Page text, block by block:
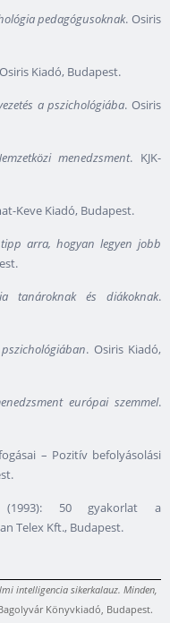
pedagógusoknak. Osiris
Kiadó, Budapest.
a pszichológiába. Osiris
menedzsment. KJK-
Keve Kiadó, Budapest.
arra, hogyan legyen jobb
tanároknak és diákoknak.
. Osiris Kiadó,
európai szemmel.
– Pozitív befolyásolási
50 gyakorlat a
Telex Kft., Budapest.
intelligencia sikerkalauz. Minden,
Könyvkiadó, Budapest.